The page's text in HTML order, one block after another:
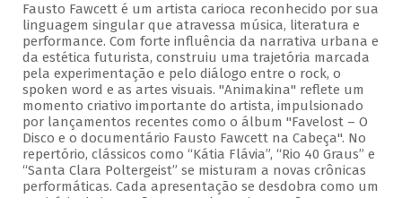
Fausto Fawcett é um artista carioca reconhecido por sua
linguagem singular que atravessa música, literatura e
performance. Com forte influência da narrativa urbana e
da estética futurista, construiu uma trajetória marcada
pela experimentação e pelo diálogo entre o rock, o
spoken word e as artes visuais. "Animakina" reflete um
momento criativo importante do artista, impulsionado
por lançamentos recentes como o álbum "Favelost – O
Disco e o documentário Fausto Fawcett na Cabeça". No
repertório, clássicos como “Kátia Flávia”, “Rio 40 Graus” e
“Santa Clara Poltergeist” se misturam a novas crônicas
performáticas. Cada apresentação se desdobra como um